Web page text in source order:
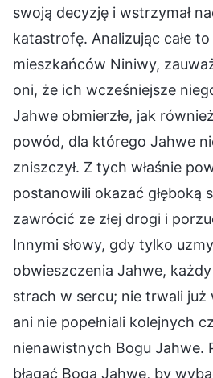
swoją decyzję i wstrzymał
katastrofę. Analizując całe
mieszkańców Niniwy,
oni, że ich wcześniejsze
Jahwe obmierzłe, jak
powód, dla którego Jahwe
zniszczył. Z tych właśnie
postanowili okazać głęboką
zawrócić ze złej drogi i
Innymi słowy, gdy tylko
obwieszczenia Jahwe,
strach w sercu; nie trwali już
ani nie popełniali kolejnych
nienawistnych Bogu Jahwe.
błagać Boga Jahwe, by